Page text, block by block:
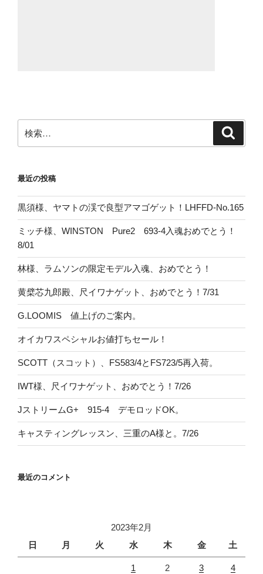
索:
最近の投稿
黒須様、ヤマトの渓で良型アマゴゲット！LHFFD-No.165
ミッチ様、WINSTON Pure2 693-4入魂おめでとう！
8/01
林様、ラムソンの限定モデル入魂、おめでとう！
黄檗芯九郎殿、尺イワナゲット、おめでとう！7/31
G.LOOMIS 値上げのご案内。
オイカワスペシャルお値打ちセール！
SCOTT（スコット）、FS583/4とFS723/5再入荷。
IWT様、尺イワナゲット、おめでとう！7/26
JストリームG+ 915-4 デモロッドOK。
キャスティングレッスン、三重のA様と。7/26
最近のコメント
2023年2月
日
月 火 水 木 金 土
1 2 3 4